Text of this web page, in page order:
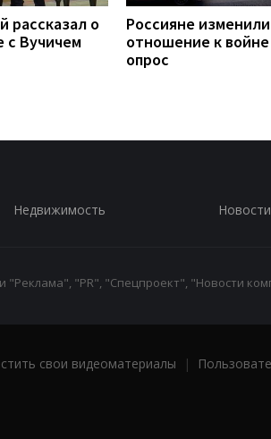
рассказал о
с Вучичем
Россияне изменили
отношение к
опрос
Недвижимость Новости
"PR", "Спецпроект", "Новости
свои видеоматериалы |